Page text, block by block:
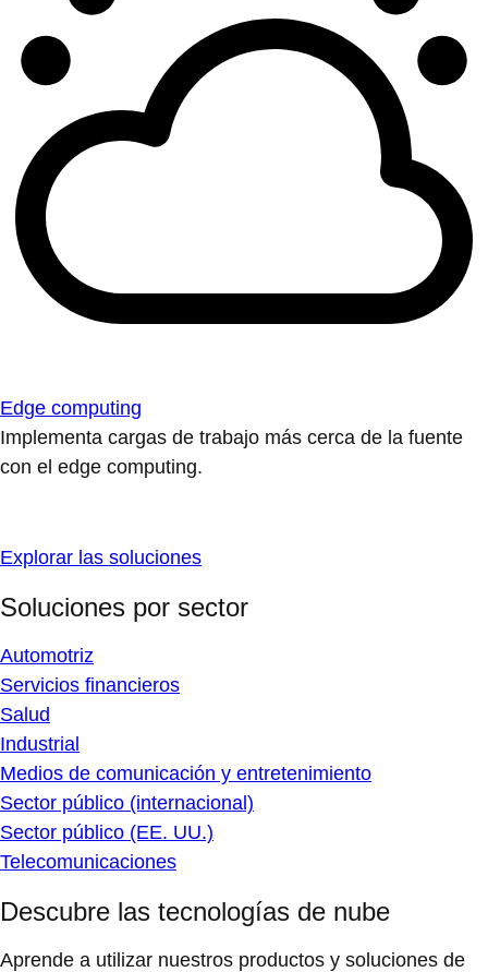
Edge computing
Implementa cargas de trabajo más cerca de la fuente
con el edge computing.
Explorar las soluciones
Soluciones por sector
Automotriz
Servicios financieros
Salud
Industrial
Medios de comunicación y entretenimiento
Sector público (internacional)
Sector público (EE. UU.)
Telecomunicaciones
Descubre las tecnologías de nube
Aprende a utilizar nuestros productos y soluciones de